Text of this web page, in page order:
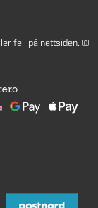
feil på nettsiden. ©